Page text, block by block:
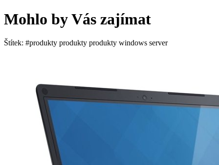
Mohlo by Vás zajímat
Štítek: #produkty produkty produkty windows server